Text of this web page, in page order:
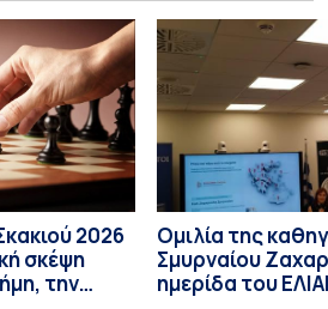
η παραδοσιακή
σε μια απλή, σχεδόν
κράτη δρουν στη διεθνή σκηνή,
παράγοντες […]
2026
σκέψη
την
Ομιλία της
Σμυρναίου
ημερίδα του